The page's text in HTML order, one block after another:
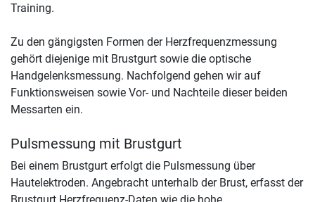
Training.
Zu den gängigsten Formen der Herzfrequenzmessung
gehört diejenige mit Brustgurt sowie die optische
Handgelenksmessung. Nachfolgend gehen wir auf
Funktionsweisen sowie Vor- und Nachteile dieser beiden
Messarten ein.
Pulsmessung mit Brustgurt
Bei einem Brustgurt erfolgt die Pulsmessung über
Hautelektroden. Angebracht unterhalb der Brust, erfasst der